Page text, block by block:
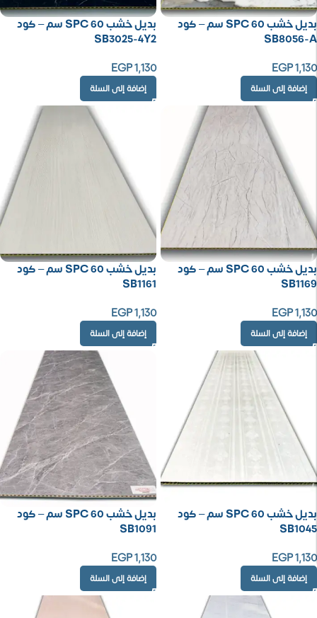
بديل خشب SPC 60 سم – كود
SB8056-A
EGP1,130
إضافة إلى السلة
بديل خشب SPC 60 سم – كود
SB3025-4Y2
EGP1,130
إضافة إلى السلة
بديل خشب SPC 60 سم – كود
SB1169
EGP1,130
إضافة إلى السلة
بديل خشب SPC 60 سم – كود
SB1161
EGP1,130
إضافة إلى السلة
بديل خشب SPC 60 سم – كود
SB1045
EGP1,130
إضافة إلى السلة
بديل خشب SPC 60 سم – كود
SB1091
EGP1,130
إضافة إلى السلة